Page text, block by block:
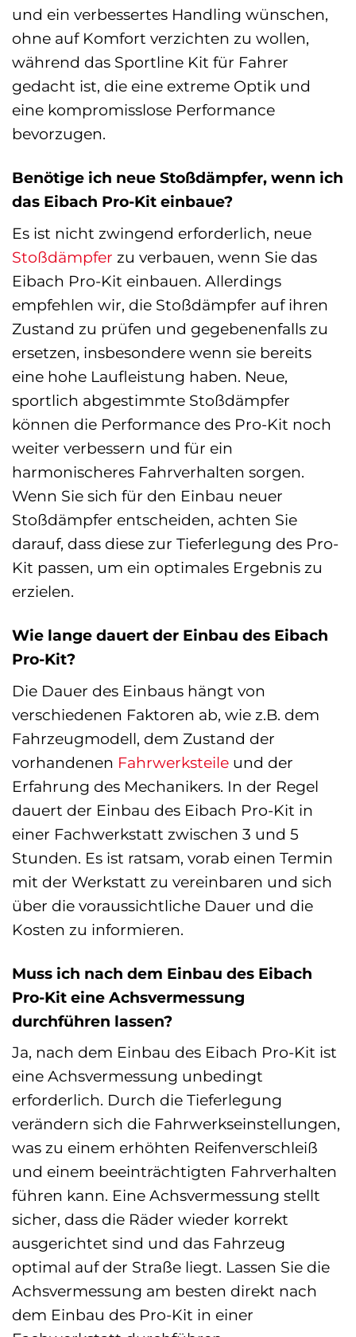
und ein verbessertes Handling wünschen,
ohne auf Komfort verzichten zu wollen,
während das Sportline Kit für Fahrer
gedacht ist, die eine extreme Optik und
eine kompromisslose Performance
bevorzugen.
Benötige ich neue Stoßdämpfer, wenn ich
das Eibach Pro-Kit einbaue?
Es ist nicht zwingend erforderlich, neue
Stoßdämpfer zu verbauen, wenn Sie das
Eibach Pro-Kit einbauen. Allerdings
empfehlen wir, die Stoßdämpfer auf ihren
Zustand zu prüfen und gegebenenfalls zu
ersetzen, insbesondere wenn sie bereits
eine hohe Laufleistung haben. Neue,
sportlich abgestimmte Stoßdämpfer
können die Performance des Pro-Kit noch
weiter verbessern und für ein
harmonischeres Fahrverhalten sorgen.
Wenn Sie sich für den Einbau neuer
Stoßdämpfer entscheiden, achten Sie
darauf, dass diese zur Tieferlegung des Pro-
Kit passen, um ein optimales Ergebnis zu
erzielen.
Wie lange dauert der Einbau des Eibach
Pro-Kit?
Die Dauer des Einbaus hängt von
verschiedenen Faktoren ab, wie z.B. dem
Fahrzeugmodell, dem Zustand der
vorhandenen Fahrwerksteile und der
Erfahrung des Mechanikers. In der Regel
dauert der Einbau des Eibach Pro-Kit in
einer Fachwerkstatt zwischen 3 und 5
Stunden. Es ist ratsam, vorab einen Termin
mit der Werkstatt zu vereinbaren und sich
über die voraussichtliche Dauer und die
Kosten zu informieren.
Muss ich nach dem Einbau des Eibach
Pro-Kit eine Achsvermessung
durchführen lassen?
Ja, nach dem Einbau des Eibach Pro-Kit ist
eine Achsvermessung unbedingt
erforderlich. Durch die Tieferlegung
verändern sich die Fahrwerkseinstellungen,
was zu einem erhöhten Reifenverschleiß
und einem beeinträchtigten Fahrverhalten
führen kann. Eine Achsvermessung stellt
sicher, dass die Räder wieder korrekt
ausgerichtet sind und das Fahrzeug
optimal auf der Straße liegt. Lassen Sie die
Achsvermessung am besten direkt nach
dem Einbau des Pro-Kit in einer